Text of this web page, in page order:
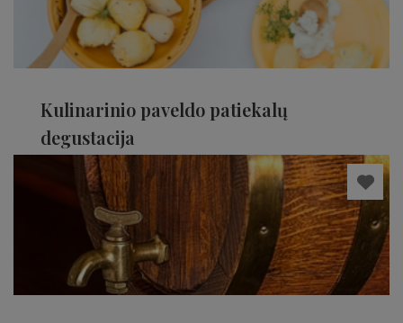
Kulinarinio paveldo patiekalų
degustacija
Jurbarko rajonas